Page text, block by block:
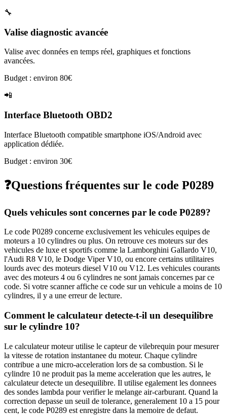
🔧
Valise diagnostic avancée
Valise avec données en temps réel, graphiques et fonctions
avancées.
Budget : environ 80€
📲
Interface Bluetooth OBD2
Interface Bluetooth compatible smartphone iOS/Android avec
application dédiée.
Budget : environ 30€
❓Questions fréquentes sur le code P0289
Quels vehicules sont concernes par le code P0289?
Le code P0289 concerne exclusivement les vehicules equipes de
moteurs a 10 cylindres ou plus. On retrouve ces moteurs sur des
vehicules de luxe et sportifs comme la Lamborghini Gallardo V10,
l'Audi R8 V10, le Dodge Viper V10, ou encore certains utilitaires
lourds avec des moteurs diesel V10 ou V12. Les vehicules courants
avec des moteurs 4 ou 6 cylindres ne sont jamais concernes par ce
code. Si votre scanner affiche ce code sur un vehicule a moins de 10
cylindres, il y a une erreur de lecture.
Comment le calculateur detecte-t-il un desequilibre
sur le cylindre 10?
Le calculateur moteur utilise le capteur de vilebrequin pour mesurer
la vitesse de rotation instantanee du moteur. Chaque cylindre
contribue a une micro-acceleration lors de sa combustion. Si le
cylindre 10 ne produit pas la meme acceleration que les autres, le
calculateur detecte un desequilibre. Il utilise egalement les donnees
des sondes lambda pour verifier le melange air-carburant. Quand la
correction depasse un seuil de tolerance, generalement 10 a 15 pour
cent, le code P0289 est enregistre dans la memoire de defaut.